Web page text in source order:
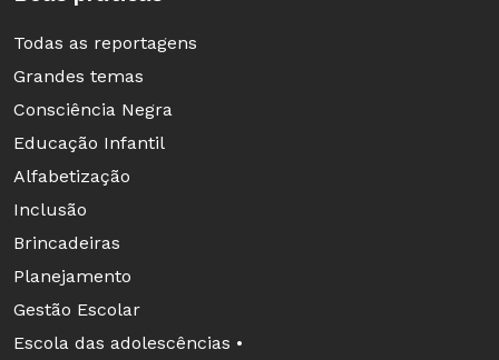
Todas as reportagens
Grandes temas
Consciência Negra
Educação Infantil
Alfabetização
Inclusão
Brincadeiras
Planejamento
Gestão Escolar
Escola das adolescências •